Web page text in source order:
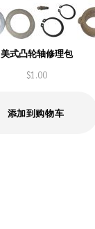
美式凸轮轴修理包
$1.00
添加到购物车